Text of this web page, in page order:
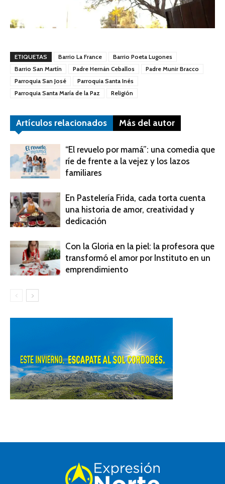
ETIQUETAS Barrio La France
Barrio Poeta Lugones
Barrio San Martín
Padre Hernán Ceballos
Padre Munir Bracco
Parroquia San José
Parroquia Santa Inés
Parroquia Santa María de la Paz
Religión
Artículos relacionados Más del autor
“El revuelo por mamá”: una comedia que
ríe de frente a la vejez y los lazos
familiares
En Pastelería Frida, cada torta cuenta
una historia de amor, creatividad y
dedicación
Con la Gloria en la piel: la profesora que
transformó el amor por Instituto en un
emprendimiento